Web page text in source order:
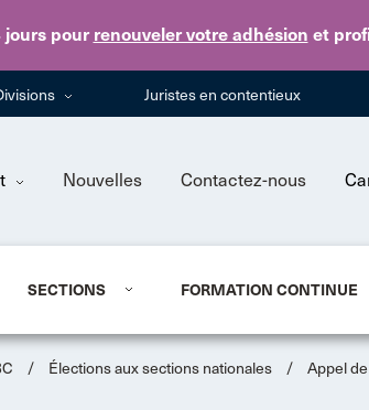
jourspour renouveler votre adhésion et
Juristes en contentieux
Nouvelles Contactez-nous
SECTIONS FORMATION CONTINUE
/ Élections aux sections nationales / Appel